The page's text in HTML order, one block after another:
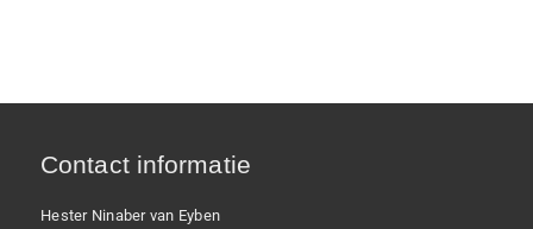
Contact informatie
Hester Ninaber van Eyben